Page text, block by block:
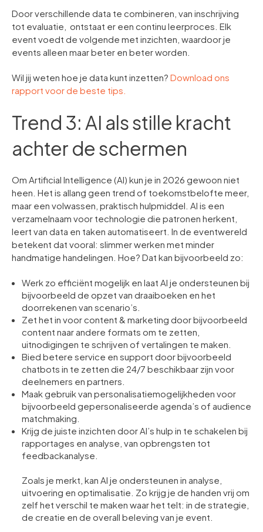
Door verschillende data te combineren, van inschrijving
tot evaluatie, ontstaat er een continu leerproces. Elk
event voedt de volgende met inzichten, waardoor je
events alleen maar beter en beter worden.
Wil jij weten hoe je data kunt inzetten? Download ons
rapport voor de beste tips.
Trend 3: AI als stille kracht
achter de schermen
Om Artificial Intelligence (AI) kun je in 2026 gewoon niet
heen. Het is allang geen trend of toekomstbelofte meer,
maar een volwassen, praktisch hulpmiddel. AI is een
verzamelnaam voor technologie die patronen herkent,
leert van data en taken automatiseert. In de eventwereld
betekent dat vooral: slimmer werken met minder
handmatige handelingen. Hoe? Dat kan bijvoorbeeld zo:
Werk zo efficiënt mogelijk en laat AI je ondersteunen bij
bijvoorbeeld de opzet van draaiboeken en het
doorrekenen van scenario’s.
Zet het in voor content & marketing door bijvoorbeeld
content naar andere formats om te zetten,
uitnodigingen te schrijven of vertalingen te maken.
Bied betere service en support door bijvoorbeeld
chatbots in te zetten die 24/7 beschikbaar zijn voor
deelnemers en partners.
Maak gebruik van personalisatiemogelijkheden voor
bijvoorbeeld gepersonaliseerde agenda’s of audience
matchmaking.
Krijg de juiste inzichten door AI’s hulp in te schakelen bij
rapportages en analyse, van opbrengsten tot
feedbackanalyse.
Zoals je merkt, kan AI je ondersteunen in analyse,
uitvoering en optimalisatie. Zo krijg je de handen vrij om
zelf het verschil te maken waar het telt: in de strategie,
de creatie en de overall beleving van je event.